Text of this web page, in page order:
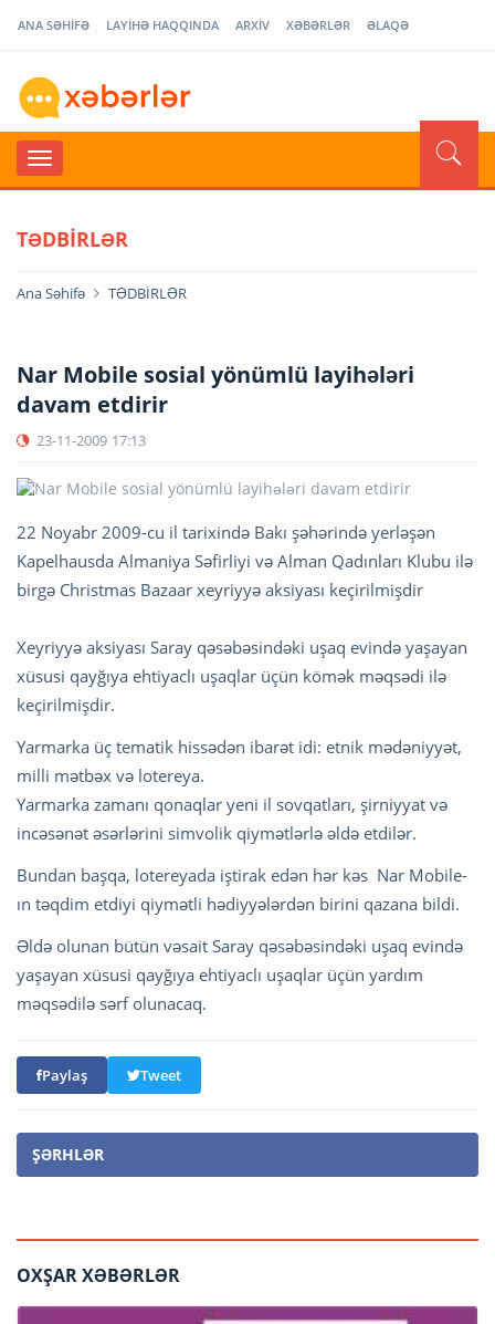
ANA SƏHİFƏ LAYİHƏ HAQQINDA ARXİV XƏBƏRLƏR ƏLAQƏ
TƏDBİRLƏR
Ana Səhifə TƏDBİRLƏR
Nar Mobile sosial yönümlü layihələri
davam etdirir
23-11-2009 17:13
22 Noyabr 2009-cu il tarixində Bakı şəhərində yerləşən
Kapelhausda Almaniya Səfirliyi və Alman Qadınları Klubu ilə
birgə Christmas Bazaar xeyriyyə aksiyası keçirilmişdir
Xeyriyyə aksiyası Saray qəsəbəsindəki uşaq evində yaşayan
xüsusi qayğıya ehtiyaclı uşaqlar üçün kömək məqsədi ilə
keçirilmişdir.
Yarmarka üç tematik hissədən ibarət idi: etnik mədəniyyət,
milli mətbəx və lotereya.
Yarmarka zamanı qonaqlar yeni il sovqatları, şirniyyat və
incəsənət əsərlərini simvolik qiymətlərlə əldə etdilər.
Bundan başqa, lotereyada iştirak edən hər kəs Nar Mobile-
ın təqdim etdiyi qiymətli hədiyyələrdən birini qazana bildi.
Əldə olunan bütün vəsait Saray qəsəbəsindəki uşaq evində
yaşayan xüsusi qayğıya ehtiyaclı uşaqlar üçün yardım
məqsədilə sərf olunacaq.
Paylaş Tweet
ŞƏRHLƏR
OXŞAR XƏBƏRLƏR